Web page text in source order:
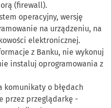
(firewall).
operacyjny, wersję
na urządzeniu, na
elektronicznej.
z Banku, nie wykonuj
instaluj oprogramowania z
komunikaty o błędach
przez przeglądarkę -